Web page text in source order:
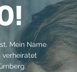
Mein Name
verheiratet